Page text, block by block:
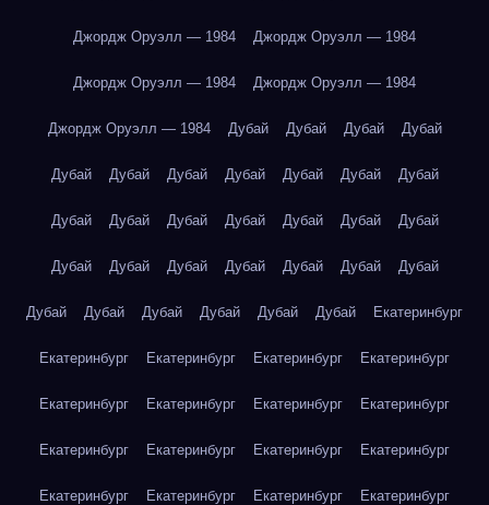
Джордж Оруэлл — 1984 Джордж Оруэлл — 1984
Джордж Оруэлл — 1984 Джордж Оруэлл — 1984
Джордж Оруэлл — 1984 Дубай Дубай Дубай Дубай
Дубай Дубай Дубай Дубай Дубай Дубай Дубай
Дубай Дубай Дубай Дубай Дубай Дубай Дубай
Дубай Дубай Дубай Дубай Дубай Дубай Дубай
Дубай Дубай Дубай Дубай Дубай Дубай Екатеринбург
Екатеринбург Екатеринбург Екатеринбург Екатеринбург
Екатеринбург Екатеринбург Екатеринбург Екатеринбург
Екатеринбург Екатеринбург Екатеринбург Екатеринбург
Екатеринбург Екатеринбург Екатеринбург Екатеринбург